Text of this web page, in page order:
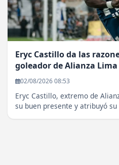
Eryc Castillo da las
goleador de Alianza Lima
02/08/2026 08:53
Eryc Castillo, extremo de
su buen presente y atribuyó su